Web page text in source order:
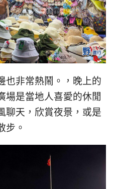
也非常熱鬧。，晚上的
場是當地人喜愛的休閒
聊天，欣賞夜景，或是
步。